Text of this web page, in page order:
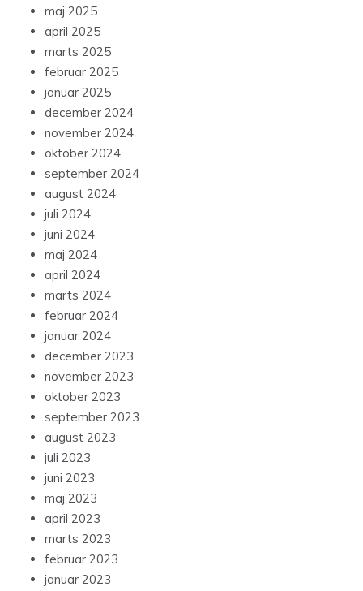
maj 2025
april 2025
marts 2025
februar 2025
januar 2025
december 2024
november 2024
oktober 2024
september 2024
august 2024
juli 2024
juni 2024
maj 2024
april 2024
marts 2024
februar 2024
januar 2024
december 2023
november 2023
oktober 2023
september 2023
august 2023
juli 2023
juni 2023
maj 2023
april 2023
marts 2023
februar 2023
januar 2023